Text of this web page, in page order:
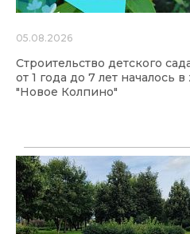
05.08.2026
Строительство детского
от 1 года до 7 лет началось
"Новое Колпино"